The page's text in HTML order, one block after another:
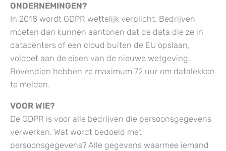
ONDERNEMINGEN?
In 2018 wordt GDPR wettelijk verplicht. Bedrijven
moeten dan kunnen aantonen dat de data die ze in
datacenters of een cloud buiten de EU opslaan,
voldoet aan de eisen van de nieuwe wetgeving.
Bovendien hebben ze maximum 72 uur om datalekken
te melden.
VOOR WIE?
De GDPR is voor alle bedrijven die persoonsgegevens
verwerken. Wat wordt bedoeld met
persoonsgegevens? Alle gegevens waarmee iemand